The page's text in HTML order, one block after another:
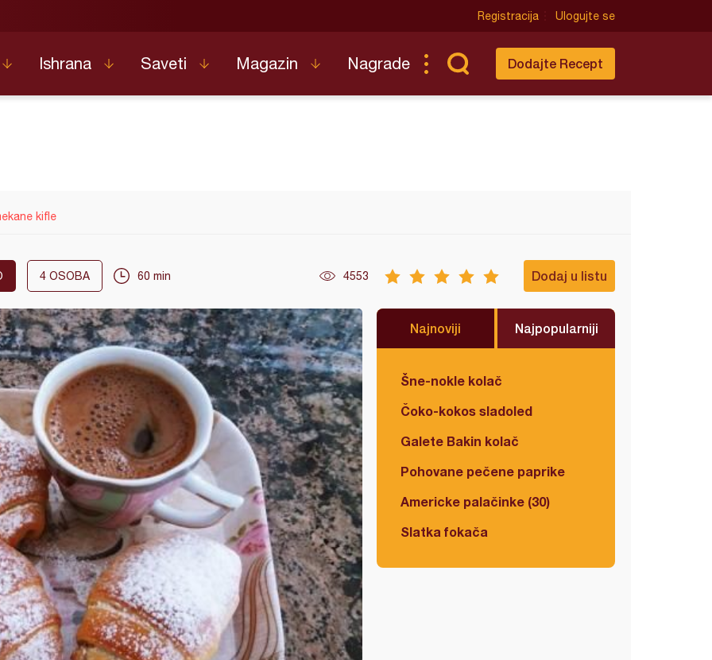
Registracija Ulogujte se
Ishrana Saveti Magazin Nagrade Dodajte Recept
kifle
4 OSOBA 60 min 4553 Dodaj u listu
Najnoviji Najpopularniji
Šne-nokle kolač
Čoko-kokos sladoled
Galete Bakin kolač
Pohovane pečene paprike
Americke palačinke (30)
Slatka fokača